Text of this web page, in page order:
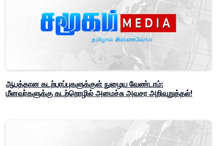
ஆபத்தான கடற்பரப்புகளுக்குள் நுழைய வேண்டாம்:
மீனவர்களுக்கு கடற்றொழில் அமைச்சு அவசர அறிவுறுத்தல்!